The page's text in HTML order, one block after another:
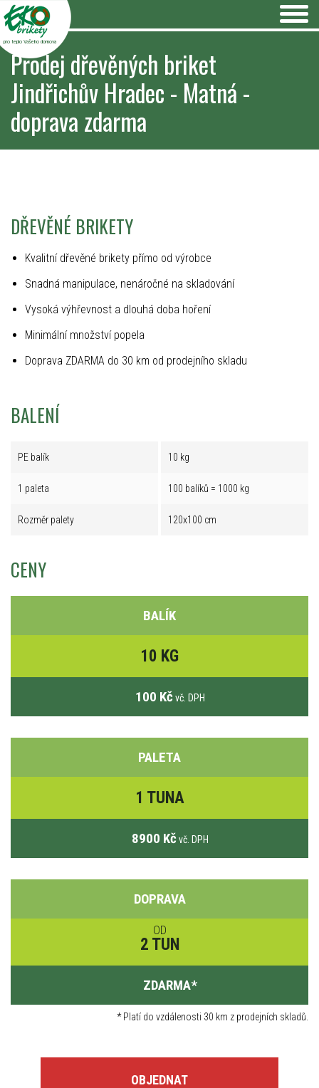
pro teplo Vašeho domova
Prodej dřevěných briket
Jindřichův Hradec - Matná -
doprava zdarma
DŘEVĚNÉ BRIKETY
Kvalitní dřevěné brikety přímo od výrobce
Snadná manipulace, nenáročné na skladování
Vysoká výhřevnost a dlouhá doba hoření
Minimální množství popela
Doprava ZDARMA do 30 km od prodejního skladu
BALENÍ
PE balík 10 kg
1 paleta 100 balíků = 1000 kg
Rozměr palety 120x100 cm
CENY
BALÍK
10 KG
100 Kč vč. DPH
PALETA
1 TUNA
8900 Kč vč. DPH
DOPRAVA
OD
2 TUN
ZDARMA*
*Platí do vzdálenosti 30 km z prodejních skladů.
OBJEDNAT